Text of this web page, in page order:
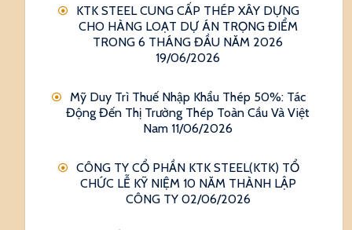
KTK STEEL CUNG CẤP THÉP XÂY DỰNG
CHO HÀNG LOẠT DỰ ÁN TRỌNG ĐIỂM
TRONG 6 THÁNG ĐẦU NĂM 2026
19/06/2026
Mỹ Duy Trì Thuế Nhập Khẩu Thép 50%: Tác
Động Đến Thị Trường Thép Toàn Cầu Và Việt
Nam 11/06/2026
CÔNG TY CỔ PHẦN KTK STEEL(KTK) TỔ
CHỨC LỄ KỸ NIỆM 10 NĂM THÀNH LẬP
CÔNG TY 02/06/2026